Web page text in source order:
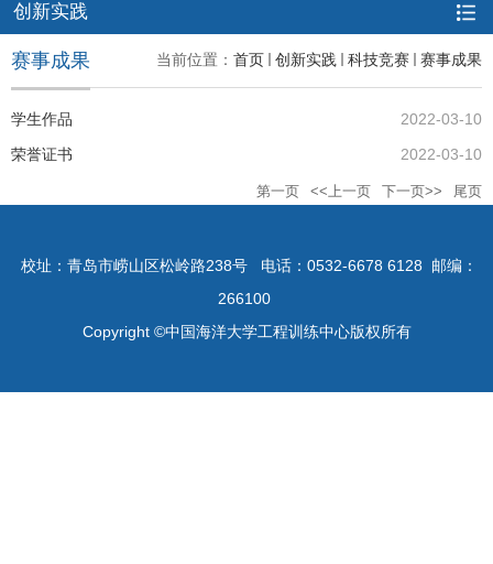
创新实践
当前位置： 首页 创新实践 科技竞赛 赛事成果
赛事成果
学生作品
2022-03-10
荣誉证书
2022-03-10
第一页 <<上一页 下一页>> 尾页
校址：青岛市崂山区松岭路238号 电话：0532-6678 6128
邮编：
266100
Copyright ©中国海洋大学工程训练中心版权所有